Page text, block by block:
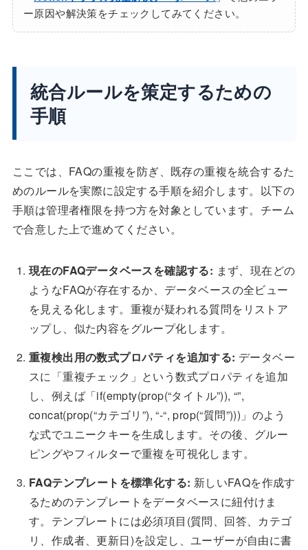
ー原因や解決策をチェックしてみてください。
統合ルールを策定するための
手順
ここでは、FAQの重複を防ぎ、既存の重複を統合するた
めのルールを実際に設定する手順を紹介します。以下の
手順は管理者権限を持つ方を対象としています。チーム
で合意した上で進めてください。
現在のFAQデータベースを確認する: まず、現在どの
ようなFAQが存在するか、データベースの全ビュー
を見える化します。重複が疑われる質問をリストア
ップし、似た内容をグループ化します。
重複検出用の数式プロパティを追加する: データベー
スに「重複チェック」という数式プロパティを追加
し、例えば「if(empty(prop(“タイトル”)), “”,
concat(prop(“カテゴリ”), “-“, prop(“質問”)))」のよう
な式でユニークキーを生成します。その後、グルー
ピングやフィルターで重複を可視化します。
FAQテンプレートを標準化する: 新しいFAQを作成す
るためのテンプレートをデータベースに紐付けま
す。テンプレートには必須項目(質問、回答、カテゴ
リ、作成者、更新日)を設定し、ユーザーが自由に書